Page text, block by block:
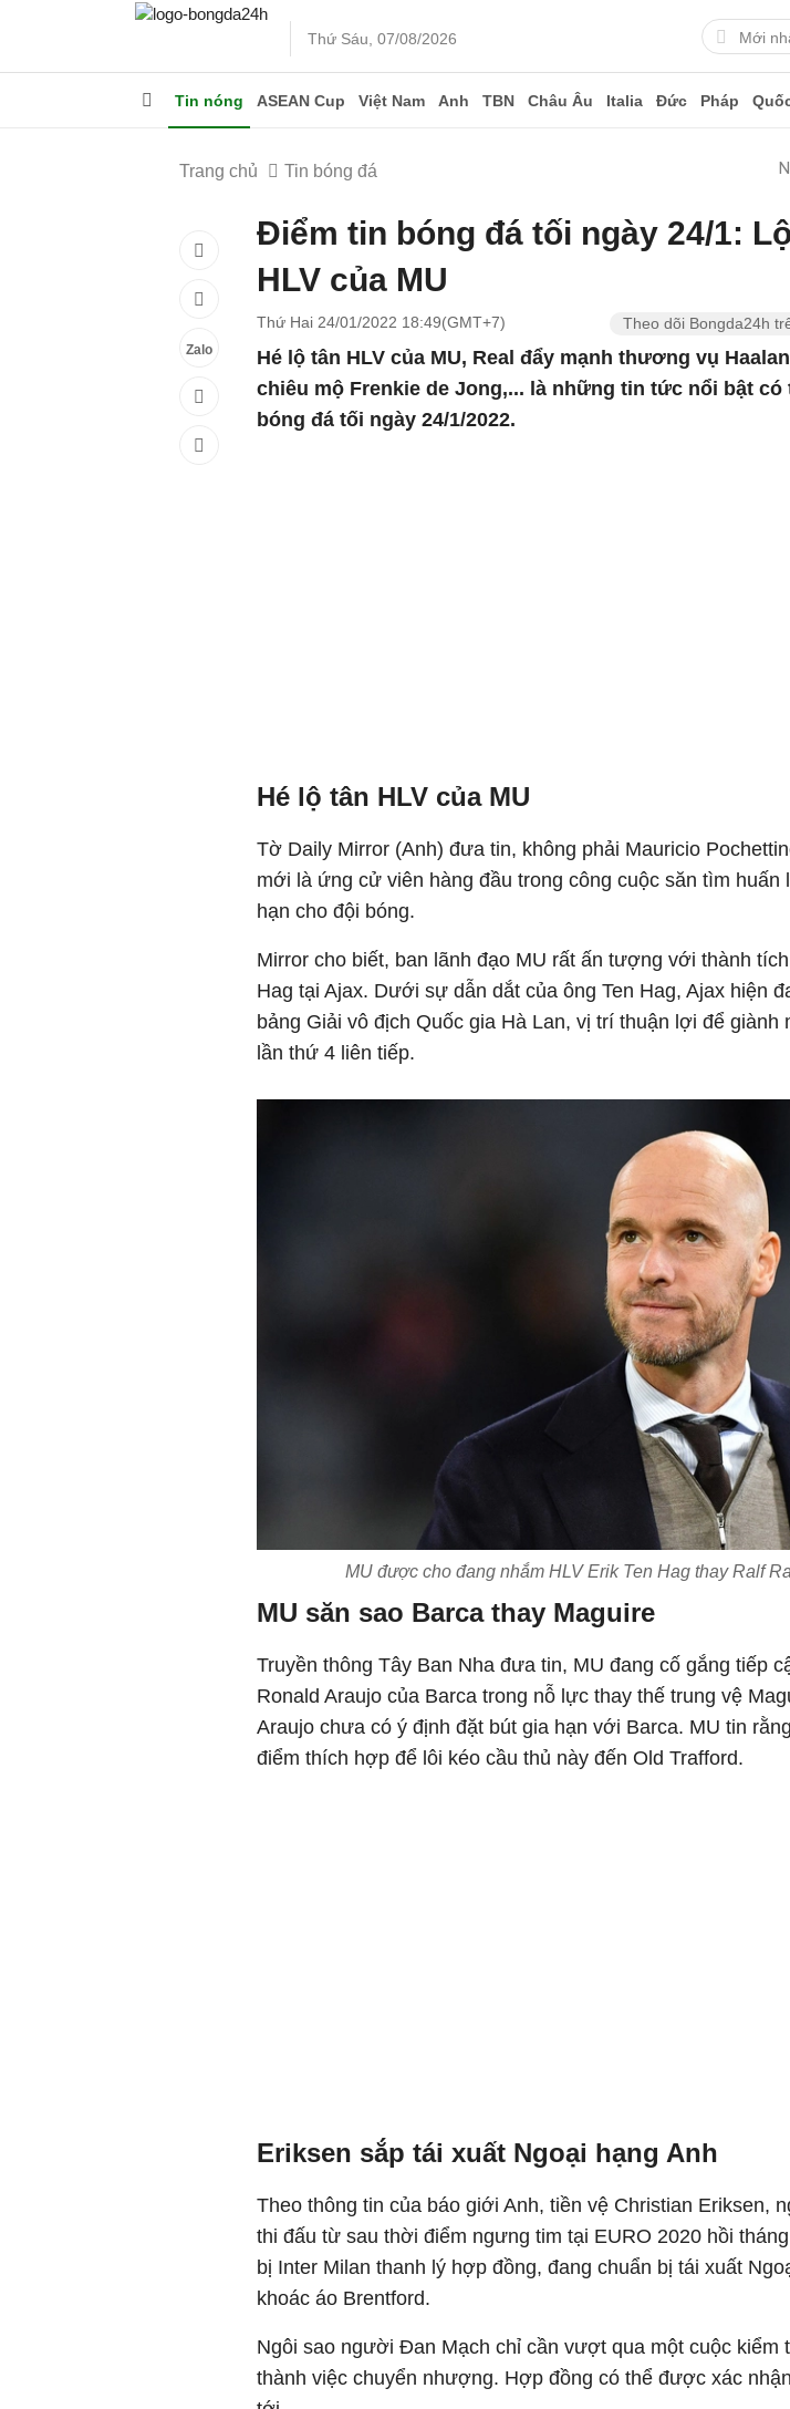
Thứ Sáu, 07/08/2026 Mới
Tin nóng ASEAN Cup Việt Nam Anh TBN Châu Âu Italia Đức Pháp
Trang chủ Tin bóng đá
Zalo
Điểm tin bóng đá tối ngày 24/1:
HLV của MU
Thứ Hai 24/01/2022 18:49(GMT+7) Theo dõi Bongda24h
Hé lộ tân HLV của MU, Real đẩy mạnh thương vụ
chiêu mộ Frenkie de Jong,... là những tin tức nổi bật
bóng đá tối ngày 24/1/2022.
Hé lộ tân HLV của MU
Tờ Daily Mirror (Anh) đưa tin, không phải Mauricio
mới là ứng cử viên hàng đầu trong công cuộc săn tìm huấn
hạn cho đội bóng.
Mirror cho biết, ban lãnh đạo MU rất ấn tượng với thành
Hag tại Ajax. Dưới sự dẫn dắt của ông Ten Hag, Ajax hiện
bảng Giải vô địch Quốc gia Hà Lan, vị trí thuận lợi để giành
lần thứ 4 liên tiếp.
MU được cho đang nhắm HLV Erik Ten Hag thay Ralf
MU săn sao Barca thay Maguire
Truyền thông Tây Ban Nha đưa tin, MU đang cố gắng tiếp
Ronald Araujo của Barca trong nỗ lực thay thế trung vệ
Araujo chưa có ý định đặt bút gia hạn với Barca. MU tin
điểm thích hợp để lôi kéo cầu thủ này đến Old Trafford.
Eriksen sắp tái xuất Ngoại hạng Anh
Theo thông tin của báo giới Anh, tiền vệ Christian Eriksen,
thi đấu từ sau thời điểm ngưng tim tại EURO 2020 hồi
bị Inter Milan thanh lý hợp đồng, đang chuẩn bị tái xuất
khoác áo Brentford.
Ngôi sao người Đan Mạch chỉ cần vượt qua một cuộc kiểm
thành việc chuyển nhượng. Hợp đồng có thể được xác